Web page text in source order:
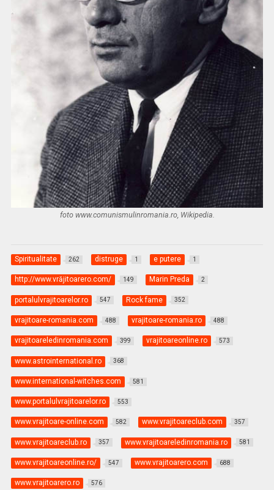
foto www.comunismulinromania.ro, Wikipedia.
Spiritualitate 262 distruge 1 e putere 1
http://www.vrăjitoarero.com/ 149 Marin Preda 2
portalulvrajitoarelor.ro 547 Rock fame 352
vrajitoare-romania.com 488 vrajitoare-romania.ro 488
vrajitoareledinromania.com 399 vrajitoareonline.ro 573
www.astrointernational.ro 368
www.international-witches.com 581
www.portalulvrajitoarelor.ro 553
www.vrajitoare-online.com 582 www.vrajitoareclub.com 357
www.vrajitoareclub.ro 357 www.vrajitoareledinromania.ro 581
www.vrajitoareonline.ro/ 547 www.vrajitoarero.com 688
www.vrajitoarero.ro 576